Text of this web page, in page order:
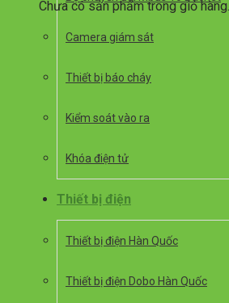
Chưa có sản phẩm trong giỏ hàng.
Camera giám sát
Thiết bị báo cháy
Kiểm soát vào ra
Khóa điện tử
Thiết bị điện
Thiết bị điện Hàn Quốc
Thiết bị điện Dobo Hàn Quốc